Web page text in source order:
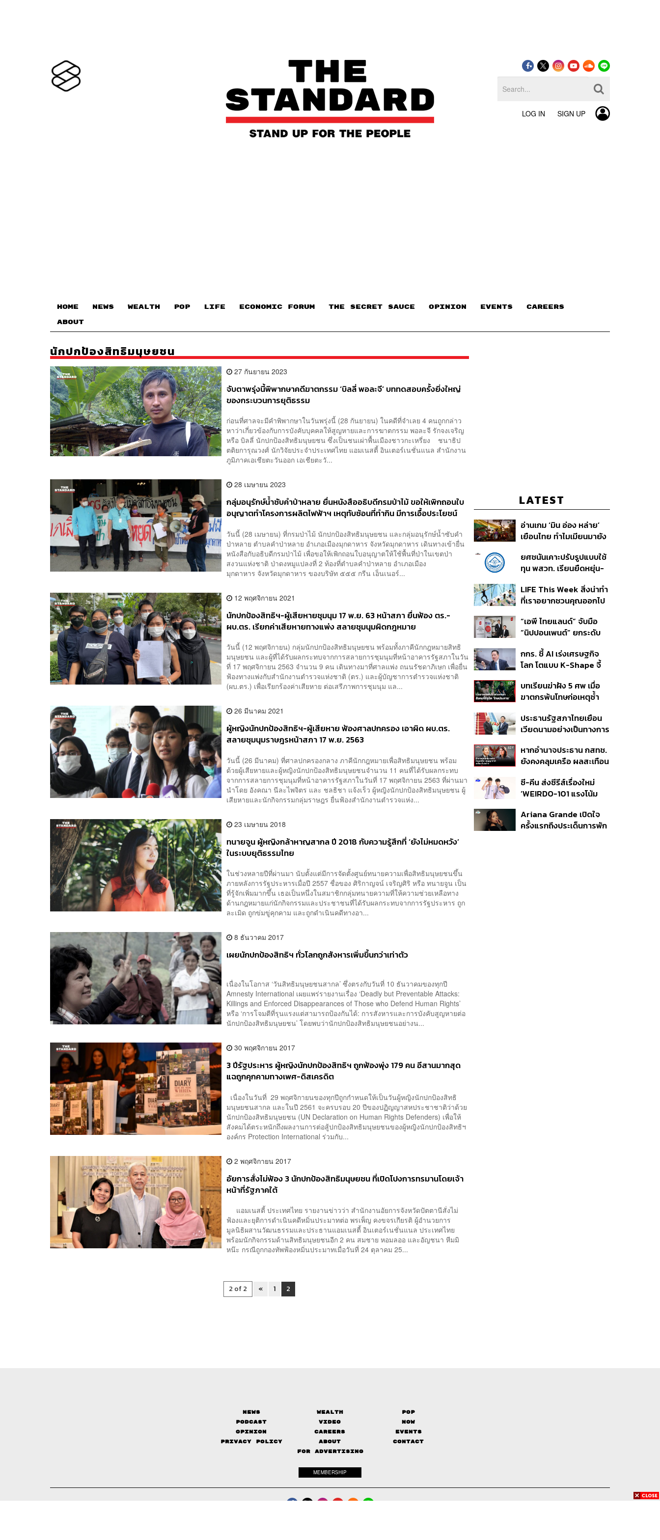
LOG IN SIGN UP
HOME NEWS WEALTH POP LIFE ECONOMIC FORUM THE SECRET SAUCE​ OPINION EVENTS CAREERS
ABOUT
นักปกป้องสิทธิมนุษยชน
27 กันยายน 2023
จับตาพรุ่งนี้พิพากษาคดีฆาตกรรม ‘บิลลี่ พอละจี’ บททดสอบครั้งยิ่งใหญ่
ของกระบวนการยุติธรรม
ก่อนที่ศาลจะมีคำพิพากษาในวันพรุ่งนี้ (28 กันยายน) ในคดีที่จำเลย 4 คนถูกกล่าว
หาว่าเกี่ยวข้องกับการบังคับบุคคลให้สูญหายและการฆาตกรรม พอละจี รักจงเจริญ
หรือ บิลลี่ นักปกป้องสิทธิมนุษยชน ซึ่งเป็นชนเผ่าพื้นเมืองชาวกะเหรี่ยง ชนาธิป
ตติยการุณวงศ์ นักวิจัยประจำประเทศไทย แอมเนสตี้ อินเตอร์เนชั่นแนล สำนักงาน
ภูมิภาคเอเชียตะวันออก เอเชียตะวั...
28 เมษายน 2023
กลุ่มอนุรักษ์น้ำซับคำป่าหลาย ยื่นหนังสืออธิบดีกรมป่าไม้ ขอให้เพิกถอนใบ
อนุญาตทำโครงการผลิตไฟฟ้าฯ เหตุทับซ้อนที่ทำกิน มีการเอื้อประโยชน์
วันนี้ (28 เมษายน) ที่กรมป่าไม้ นักปกป้องสิทธิมนุษยชน และกลุ่มอนุรักษ์น้ำซับคำ
ป่าหลาย ตำบลคำป่าหลาย อำเภอเมืองมุกดาหาร จังหวัดมุกดาหาร เดินทางเข้ายื่น
หนังสือกับอธิบดีกรมป่าไม้ เพื่อขอให้เพิกถอนใบอนุญาตให้ใช้พื้นที่ป่าในเขตป่า
สงวนแห่งชาติ ป่าดงหมูแปลงที่ 2 ท้องที่ตำบลคำป่าหลาย อำเภอเมือง
มุกดาหาร จังหวัดมุกดาหาร ของบริษัท ๕๕๕ กรีน เอ็นเนอร์...
12 พฤศจิกายน 2021
นักปกป้องสิทธิฯ-ผู้เสียหายชุมนุม 17 พ.ย. 63 หน้าสภา ยื่นฟ้อง ตร.-
ผบ.ตร. เรียกค่าเสียหายทางแพ่ง สลายชุมนุมผิดกฎหมาย
วันนี้ (12 พฤศจิกายน) กลุ่มนักปกป้องสิทธิมนุษยชน พร้อมทั้งภาคีนักกฎหมายสิทธิ
มนุษยชน และผู้ที่ได้รับผลกระทบจากการสลายการชุมนุมที่หน้าอาคารรัฐสภาในวัน
ที่ 17 พฤศจิกายน 2563 จำนวน 9 คน เดินทางมาที่ศาลแพ่ง ถนนรัชดาภิเษก เพื่อยื่น
ฟ้องทางแพ่งกับสำนักงานตำรวจแห่งชาติ (ตร.) และผู้บัญชาการตำรวจแห่งชาติ
(ผบ.ตร.) เพื่อเรียกร้องค่าเสียหาย ต่อเสรีภาพการชุมนุม แล...
26 มีนาคม 2021
ผู้หญิงนักปกป้องสิทธิฯ-ผู้เสียหาย ฟ้องศาลปกครอง เอาผิด ผบ.ตร.
สลายชุมนุมราษฎรหน้าสภา 17 พ.ย. 2563
วันนี้ (26 มีนาคม) ที่ศาลปกครองกลาง ภาคีนักกฎหมายเพื่อสิทธิมนุษยชน พร้อม
ด้วยผู้เสียหายและผู้หญิงนักปกป้องสิทธิมนุษยชนจำนวน 11 คนที่ได้รับผลกระทบ
จากการสลายการชุมนุมที่หน้าอาคารรัฐสภาในวันที่ 17 พฤศจิกายน 2563 ที่ผ่านมา
นำโดย อังคณา นีละไพจิตร และ ชลธิชา แจ้งเร็ว ผู้หญิงนักปกป้องสิทธิมนุษยชน ผู้
เสียหายและนักกิจกรรมกลุ่มราษฎร ยื่นฟ้องสำนักงานตำรวจแห่ง...
23 เมษายน 2018
ทนายจูน ผู้หญิงกล้าหาญสากล ปี 2018 กับความรู้สึกที่ ‘ยังไม่หมดหวัง’
ในระบบยุติธรรมไทย
ในช่วงหลายปีที่ผ่านมา นับตั้งแต่มีการจัดตั้งศูนย์ทนายความเพื่อสิทธิมนุษยชนขึ้น
ภายหลังการรัฐประหารเมื่อปี 2557 ชื่อของ ศิริกาญจน์ เจริญศิริ หรือ ทนายจูน เป็น
ที่รู้จักเพิ่มมากขึ้น เธอเป็นหนึ่งในสมาชิกกลุ่มทนายความที่ให้ความช่วยเหลือทาง
ด้านกฎหมายแก่นักกิจกรรมและประชาชนที่ได้รับผลกระทบจากการรัฐประหาร ถูก
ละเมิด ถูกข่มขู่คุกคาม และถูกดำเนินคดีทางอา...
8 ธันวาคม 2017
เผยนักปกป้องสิทธิฯ ทั่วโลกถูกสังหารเพิ่มขึ้นกว่าเท่าตัว
เนื่องในโอกาส ‘วันสิทธิมนุษยชนสากล’ ซึ่งตรงกับวันที่ 10 ธันวาคมของทุกปี
Amnesty International เผยแพร่รายงานเรื่อง ‘Deadly but Preventable Attacks:
Killings and Enforced Disappearances of Those who Defend Human Rights’
หรือ ‘การโจมตีที่รุนแรงแต่สามารถป้องกันได้: การสังหารและการบังคับสูญหายต่อ
นักปกป้องสิทธิมนุษยชน’ โดยพบว่านักปกป้องสิทธิมนุษยชนอย่างน...
30 พฤศจิกายน 2017
3 ปีรัฐประหาร ผู้หญิงนักปกป้องสิทธิฯ ถูกฟ้องพุ่ง 179 คน อีสานมากสุด
แฉถูกคุกคามทางเพศ-ดิสเครดิต
เนื่องในวันที่ 29 พฤศจิกายนของทุกปีถูกกำหนดให้เป็นวันผู้หญิงนักปกป้องสิทธิ
มนุษยชนสากล และในปี 2561 จะครบรอบ 20 ปีของปฏิญญาสหประชาชาติว่าด้วย
นักปกป้องสิทธิมนุษยชน (UN Declaration on Human Rights Defenders) เพื่อให้
สังคมได้ตระหนักถึงผลงานการต่อสู้ปกป้องสิทธิมนุษยชนของผู้หญิงนักปกป้องสิทธิฯ
องค์กร Protection International ร่วมกับ...
2 พฤศจิกายน 2017
อัยการสั่งไม่ฟ้อง 3 นักปกป้องสิทธิมนุษยชน ที่เปิดโปงการทรมานโดยเจ้า
หน้าที่รัฐภาคใต้
แอมเนสตี้ ประเทศไทย รายงานข่าวว่า สํานักงานอัยการจังหวัดปัตตานีสั่งไม่
ฟ้องและยุติการดำเนินคดีหมิ่นประมาทต่อ พรเพ็ญ คงขจรเกียรติ ผู้อำนวยการ
มูลนิธิผสานวัฒนธรรมและประธานแอมเนสตี้ อินเตอร์เนชั่นแนล ประเทศไทย
พร้อมนักกิจกรรมด้านสิทธิมนุษยชนอีก 2 คน สมชาย หอมลออ และอัญชนา หีมมิ
หน๊ะ กรณีถูกกองทัพฟ้องหมิ่นประมาทเมื่อวันที่ 24 ตุลาคม 25...
2 of 2 « 1 2
LATEST
อ่านเกม ‘มิน อ่อง หล่าย’
เยือนไทย ทำไมเมียนมายัง
วันที่ค่าเงินตก ทุนสำรอง
ต่ำ
ยศชนันเคาะปรับรูปแบบใช้
ทุน พสวท. เรียนยืดหยุ่น-
เวลาเรียน-ดึงผลงานลด
หย่อนเวลา ดันให้มีผลย้อน
LIFE This Week สิ่งน่าทำ
ที่เราอยากชวนคุณออกไป
สิงหาคม 2569
“เอพี ไทยแลนด์” จับมือ
“นิปปอนเพนต์” ยกระดับ
ในไทยสู่มาตรฐานโลกด้วย
EPD International
พร้อมชูแนวคิด Global
Standards for Global
Sustainable Living ส่ง
มอบบ้านคุณภาพ ลดผลก
ระทบต่อสิ่งแวดล้อม พร้อม
ปั้นนักออกแบบที่ใส่ใจโลก
กกร. ชี้ AI เร่งเศรษฐกิจ
โลก โตแบบ K-Shape จี้
รับคลื่นลงทุนใหม่
บทเรียนฆ่าฝัง 5 ศพ เมื่อ
ฆาตกรพ้นโทษก่อเหตุซ้ำ
คืนความยุติธรรม
ประธานรัฐสภาไทยเยือน
เวียดนามอย่างเป็นทางการ
แห่งชาติ สานสัมพันธ์
แน่นแฟ้น 50 ปี
หากอำนาจประธาน กสทช.
ยังคงคลุมเครือ ผลสะเทือน
หนักแค่ไหน
ซี-คีน ส่งซีรีส์เรื่องใหม่
‘WEIRDO-101 แรงโน้ม
แรก 14 ส.ค. นี้
Ariana Grande เปิดใจ
ครั้งแรกถึงประเด็นการพัก
News Wealth
Pop
Podcast
Video
Now
Opinion
Careers
Events
Privacy Policy
About
Contact
FOR ADVERTISING
MEMBERSHIP